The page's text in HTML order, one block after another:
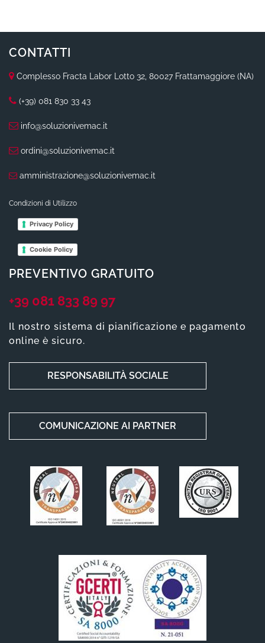
CONTATTI
Complesso Fracta Labor Lotto 32, 80027 Frattamaggiore (NA)
(+39) 081 830 33 43
info@soluzionivemac.it
ordini@soluzionivemac.it
amministrazione@soluzionivemac.it
Condizioni di Utilizzo
Privacy Policy
Cookie Policy
PREVENTIVO GRATUITO
+39 081 833 89 97
Il nostro sistema di pianificazione e pagamento
online è sicuro.
RESPONSABILITÀ SOCIALE
COMUNICAZIONE AI PARTNER